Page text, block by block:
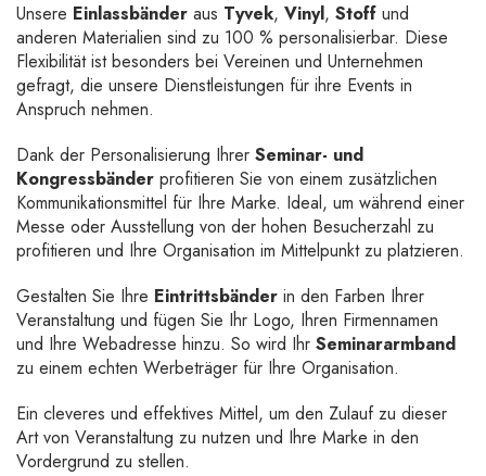
Unsere Einlassbänder aus Tyvek, Vinyl, Stoff und
anderen Materialien sind zu 100 % personalisierbar. Diese
Flexibilität ist besonders bei Vereinen und Unternehmen
gefragt, die unsere Dienstleistungen für ihre Events in
Anspruch nehmen.
Dank der Personalisierung Ihrer Seminar- und
Kongressbänder profitieren Sie von einem zusätzlichen
Kommunikationsmittel für Ihre Marke. Ideal, um während einer
Messe oder Ausstellung von der hohen Besucherzahl zu
profitieren und Ihre Organisation im Mittelpunkt zu platzieren.
Gestalten Sie Ihre Eintrittsbänder in den Farben Ihrer
Veranstaltung und fügen Sie Ihr Logo, Ihren Firmennamen
und Ihre Webadresse hinzu. So wird Ihr Seminararmband
zu einem echten Werbeträger für Ihre Organisation.
Ein cleveres und effektives Mittel, um den Zulauf zu dieser
Art von Veranstaltung zu nutzen und Ihre Marke in den
Vordergrund zu stellen.